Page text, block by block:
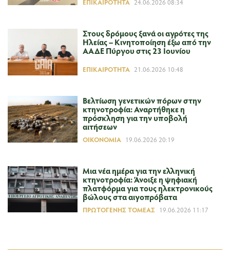
ΕΠΙΚΑΙΡΌΤΗΤΑ 24.06.2026 08:34
Στους δρόμους ξανά οι αγρότες της
Ηλείας – Κινητοποίηση έξω από την
ΑΑΔΕ Πύργου στις 23 Ιουνίου
ΕΠΙΚΑΙΡΌΤΗΤΑ 21.06.2026 10:48
Βελτίωση γενετικών πόρων στην
κτηνοτροφία: Αναρτήθηκε η
πρόσκληση για την υποβολή
αιτήσεων
ΟΙΚΟΝΟΜΊΑ 19.06.2026 20:19
Μια νέα ημέρα για την ελληνική
κτηνοτροφία: Άνοιξε η ψηφιακή
πλατφόρμα για τους ηλεκτρονικούς
βώλους στα αιγοπρόβατα
ΠΡΩΤΟΓΕΝΉΣ ΤΟΜΈΑΣ 19.06.2026 11:17